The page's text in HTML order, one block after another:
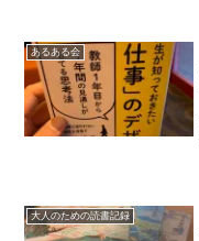
あるある会
大人のための読書記録